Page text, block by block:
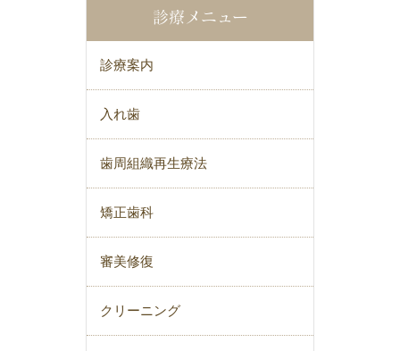
診療メニュー
診療案内
入れ歯
歯周組織再生療法
矯正歯科
審美修復
クリーニング